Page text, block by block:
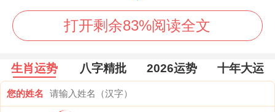
适合人群:适合家庭事务繁多，需在同时处理
焕发应对忙碌。
找原因:此为“青龙”吉日，利于动土、迁徙等
打开剩余83%阅读全文
生肖运势 八字精批 2026运势 十年大运
您的姓名